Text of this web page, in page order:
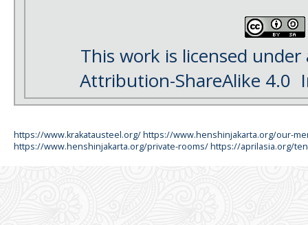
This work is licensed
Attribution-ShareAlike 4.0
https://www.krakatausteel.org/https://www.henshinjakarta.org/our-
https://www.henshinjakarta.org/private-rooms/https://aprilasia.org/